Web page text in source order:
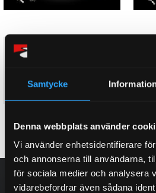
Samtycke
Denna webbplats använder
Vi använder enhetsidentifierare
och annonserna till användarna,
för sociala medier och analysera
vidarebefordrar även sådana
5. D2 Luftkit Gold NISSAN
SILVIA S14 (95~97)
53 995
Lägg till i favoriter
6.
65